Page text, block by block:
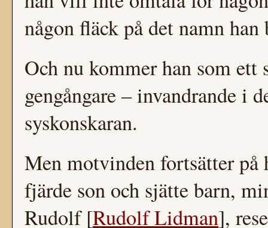
någon fläck på det namn han
Och nu kommer han som
gengångare – invandrande i
syskonskaran.
Men motvinden fortsätter på
fjärde son och sjätte barn,
Rudolf [Rudolf Lidman],